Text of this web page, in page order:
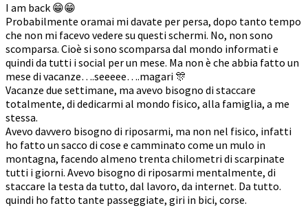
I am back 😁😁
Probabilmente oramai mi davate per persa, dopo tanto tempo
che non mi facevo vedere su questi schermi. No, non sono
scomparsa. Cioè si sono scomparsa dal mondo informati e
quindi da tutti i social per un mese. Ma non è che abbia fatto un
mese di vacanze….seeeee….magari 🎊
Vacanze due settimane, ma avevo bisogno di staccare
totalmente, di dedicarmi al mondo fisico, alla famiglia, a me
stessa.
Avevo davvero bisogno di riposarmi, ma non nel fisico, infatti
ho fatto un sacco di cose e camminato come un mulo in
montagna, facendo almeno trenta chilometri di scarpinate
tutti i giorni. Avevo bisogno di riposarmi mentalmente, di
staccare la testa da tutto, dal lavoro, da internet. Da tutto.
quindi ho fatto tante passeggiate, giri in bici, corse.